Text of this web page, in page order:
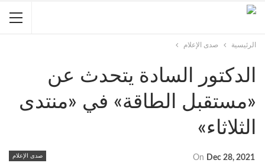
الرئيسية صدى الإعلام
الدكتور السادة يتحدث عن
«مستقبل الطاقة» في «منتدى
الثلاثاء»
صدى الإعلام On Dec 28, 2021